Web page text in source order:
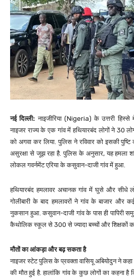
नई दिल्ली:नाइजीरिया (Nigeria) के उत्तरी
नाइजर राज्य के एक गांव में हथियारबंद लोगों ने 30
को अगवा कर लिया. पुलिस ने रविवार को इसकी
असुरक्षा से जूझ रहा है. पुलिस के अनुसार, यह हमला
लोकल गवर्नमेंट एरिया के कसुवान-दाजी गांव में हुआ.
हथियारबंद हमलावर अचानक गांव में घुसे और सीधे
गोलीबारी के बाद हमलावरों ने गांव के बाजार और
नुकसान हुआ. कसुवान-दाजी गांव के पास ही पापिरी
कैथोलिक स्कूल से 300 से ज्यादा बच्चों और शिक्षकों
मौतों का आंकड़ा और बढ़ सकता है
नाइजर स्टेट पुलिस के प्रवक्ता वासियू अबियोदुन ने
की मौत हुई है. हालांकि गांव के कुछ लोगों का कहना